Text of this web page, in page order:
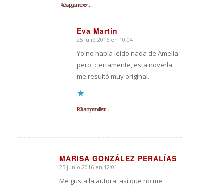
Cargando...
Responder
Eva Martín
Dice:
25 julio 2016 en 10:04
Yo no había leído nada de Amelia
pero, ciertamente, esta noverla
me resultó muy original.
Cargando...
Responder
MARISA GONZÁLEZ PERALÍAS
Dice:
25 junio 2016 en 12:01
Me gusta la autora, así que no me